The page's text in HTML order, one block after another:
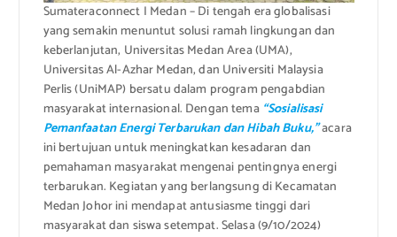
Sumateraconnect I Medan – Di tengah era globalisasi
yang semakin menuntut solusi ramah lingkungan dan
keberlanjutan, Universitas Medan Area (UMA),
Universitas Al-Azhar Medan, dan Universiti Malaysia
Perlis (UniMAP) bersatu dalam program pengabdian
masyarakat internasional. Dengan tema“Sosialisasi
Pemanfaatan Energi Terbarukan dan Hibah Buku,”acara
ini bertujuan untuk meningkatkan kesadaran dan
pemahaman masyarakat mengenai pentingnya energi
terbarukan. Kegiatan yang berlangsung di Kecamatan
Medan Johor ini mendapat antusiasme tinggi dari
masyarakat dan siswa setempat. Selasa (9/10/2024)